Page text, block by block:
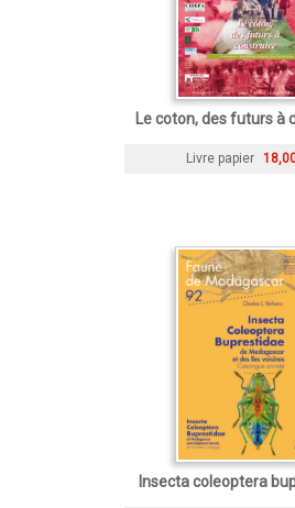
Le coton, des futurs à
Livre papier
Insecta coleoptera